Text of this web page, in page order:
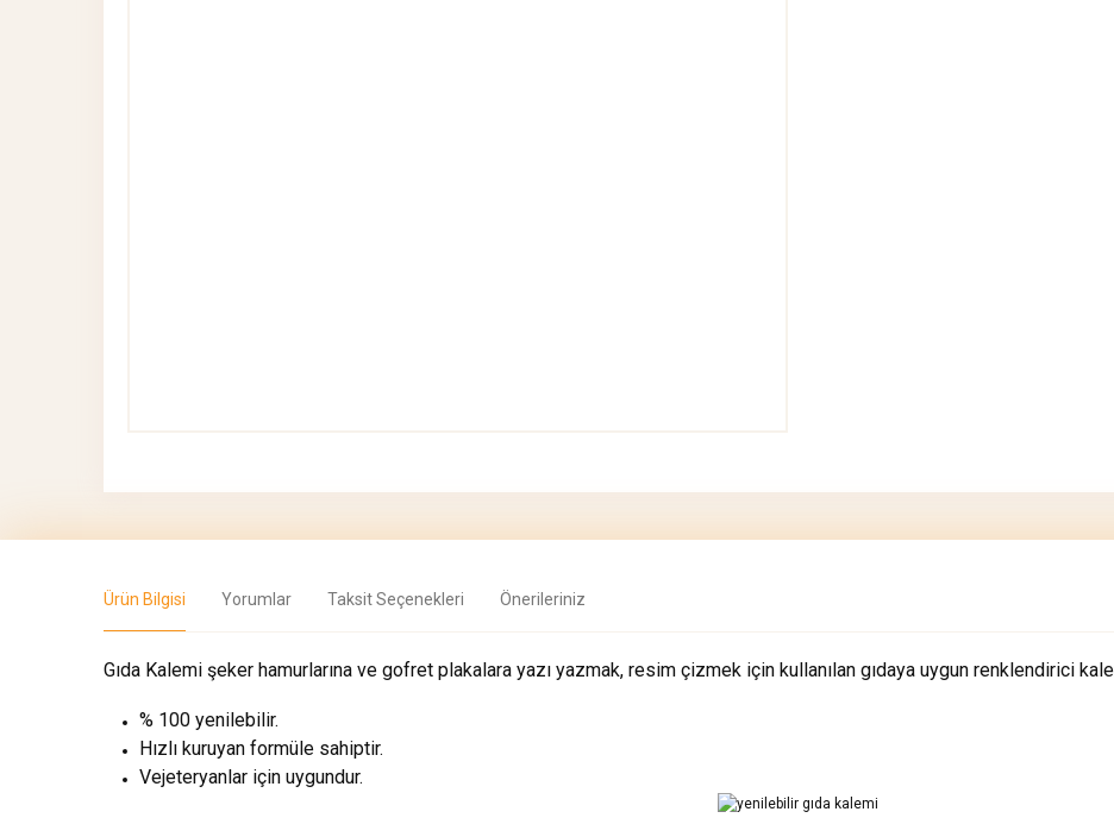
Ürün Bilgisi Yorumlar Taksit Seçenekleri Önerileriniz
Gıda Kalemi şeker hamurlarına ve gofret plakalara yazı yazmak, resim çizmek için kullanılan gıdaya uygun renklendirici
% 100 yenilebilir.
Hızlı kuruyan formüle sahiptir.
Vejeteryanlar için uygundur.